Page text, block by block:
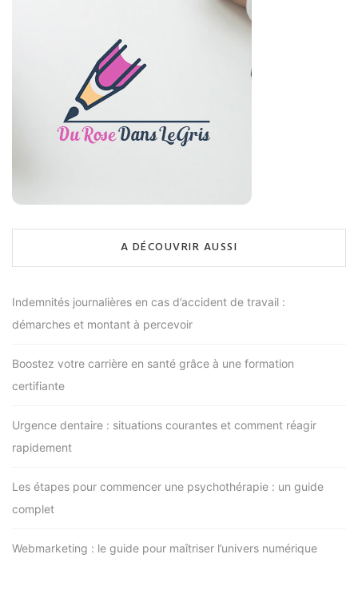
A DÉCOUVRIR AUSSI
Indemnités journalières en cas d’accident de travail :
démarches et montant à percevoir
Boostez votre carrière en santé grâce à une formation
certifiante
Urgence dentaire : situations courantes et comment réagir
rapidement
Les étapes pour commencer une psychothérapie : un guide
complet
Webmarketing : le guide pour maîtriser l’univers numérique